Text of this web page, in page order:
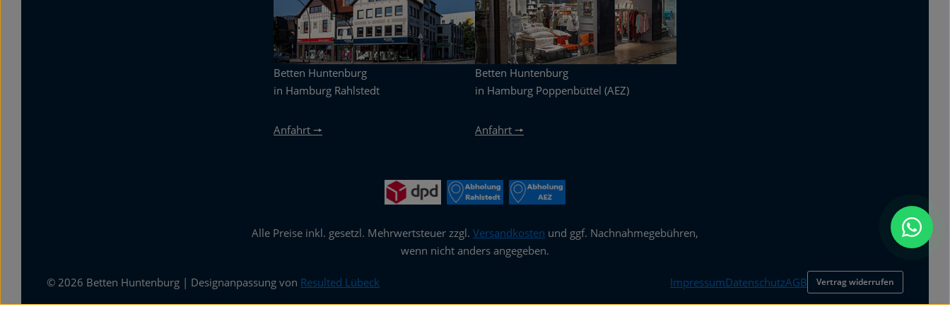
Betten Huntenburg
in Hamburg Rahlstedt
Anfahrt 🠖
Betten Huntenburg
in Hamburg Poppenbüttel (AEZ)
Anfahrt 🠖
Alle Preise inkl. gesetzl. Mehrwertsteuer zzgl. Versandkosten und ggf. Nachnahmegebühren,
wenn nicht anders angegeben.
© 2026 Betten Huntenburg | Designanpassung von Resulted Lübeck ImpressumDatenschutzAGB Vertrag widerrufen